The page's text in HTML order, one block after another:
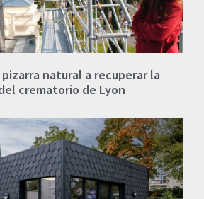
natural a recuperar la
crematorio de Lyon